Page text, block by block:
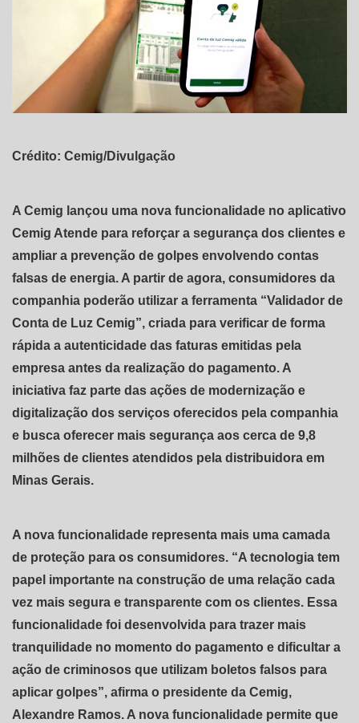
Crédito: Cemig/Divulgação
A Cemig lançou uma nova funcionalidade no aplicativo
Cemig Atende para reforçar a segurança dos clientes e
ampliar a prevenção de golpes envolvendo contas
falsas de energia. A partir de agora, consumidores da
companhia poderão utilizar a ferramenta “Validador de
Conta de Luz Cemig”, criada para verificar de forma
rápida a autenticidade das faturas emitidas pela
empresa antes da realização do pagamento. A
iniciativa faz parte das ações de modernização e
digitalização dos serviços oferecidos pela companhia
e busca oferecer mais segurança aos cerca de 9,8
milhões de clientes atendidos pela distribuidora em
Minas Gerais.
A nova funcionalidade representa mais uma camada
de proteção para os consumidores. “A tecnologia tem
papel importante na construção de uma relação cada
vez mais segura e transparente com os clientes. Essa
funcionalidade foi desenvolvida para trazer mais
tranquilidade no momento do pagamento e dificultar a
ação de criminosos que utilizam boletos falsos para
aplicar golpes”, afirma o presidente da Cemig,
Alexandre Ramos. A nova funcionalidade permite que